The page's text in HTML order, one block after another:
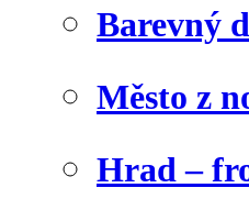
Barevný
Město z
Hrad –